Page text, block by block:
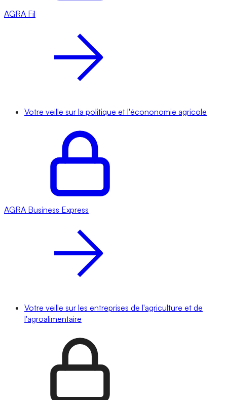
AGRA Fil
Votre veille sur la politique et l'écononomie agricole
AGRA Business Express
Votre veille sur les entreprises de l'agriculture et de
l'agroalimentaire